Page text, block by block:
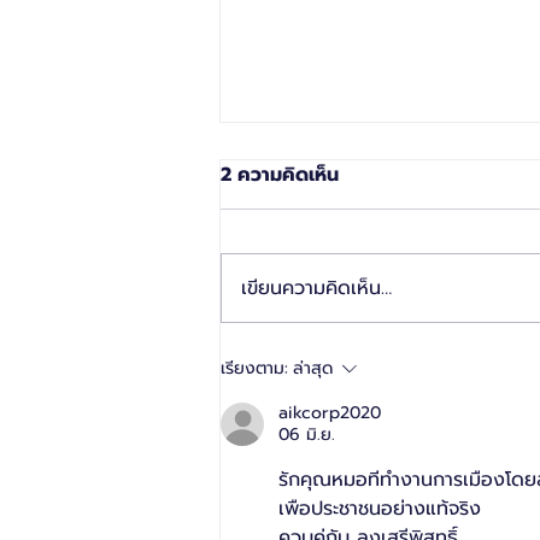
ไทยภักดีเปิดนโยบาย - ผู้สมัคร
สส. ขอโอกาสยกเครื่องประเทศ
ชูตัวจริงปราบโกง สร้าง
การเมืองสีขาว
2 ความคิดเห็น
เขียนความคิดเห็น…
เรียงตาม: ล่าสุด
aikcorp2020
06 มิ.ย.
รักคุณหมอทีทำงานการเมืองโดย
เพือประชาชนอย่างแท้จริง